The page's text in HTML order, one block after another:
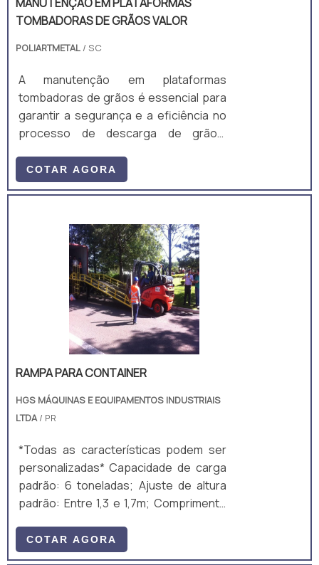
TOMBADORAS DE GRÃOS VALOR
POLIARTMETAL / SC
A manutenção em plataformas
tombadoras de grãos é essencial para
garantir a segurança e a eficiência no
processo de descarga de grãos,
paradas não programadas. Além disso,
a POLIARTMETAL oferece um ótimo
uma excelente opção para quem busca
por manutenção de qualidade.
COTAR AGORA
RAMPA PARA CONTAINER
HGS MÁQUINAS E EQUIPAMENTOS INDUSTRIAIS
LTDA/ PR
*Todas as características podem ser
personalizadas* Capacidade de carga
padrão: 6 toneladas; Ajuste de altura
padrão: Entre 1,3 e 1,7m; Comprimento
2m; Ajuste de altura padrão: Manual,
mecânico, por manivela; Equipamento
COTAR AGORA